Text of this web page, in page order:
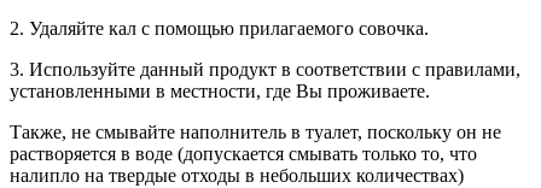
2. Удаляйте кал с помощью прилагаемого совочка.
3. Используйте данный продукт в соответствии с правилами,
установленными в местности, где Вы проживаете.
Также, не смывайте наполнитель в туалет, поскольку он не
растворяется в воде (допускается смывать только то, что
налипло на твердые отходы в небольших количествах)